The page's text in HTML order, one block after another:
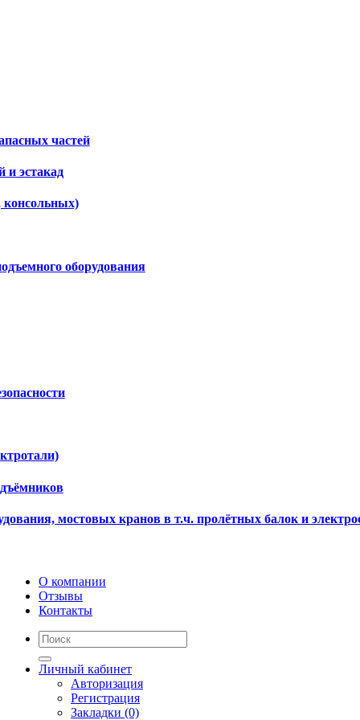
частей
и эстакад
консольных)
оборудования
мостовых кранов в т.ч. пролётных балок и
О компании
Отзывы
Контакты
Личный кабинет
Авторизация
Регистрация
Закладки (0)